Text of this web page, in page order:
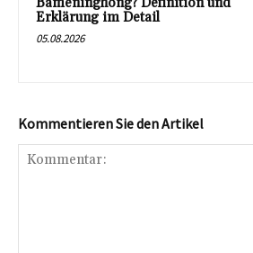
Bameninghong? Definition und
Erklärung im Detail
05.08.2026
Kommentieren Sie den Artikel